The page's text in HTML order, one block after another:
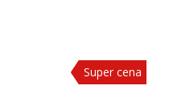
Super cena
Super cena
Super cena